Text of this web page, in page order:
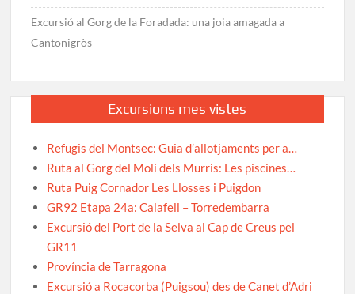
Excursió al Gorg de la Foradada: una joia amagada a
Cantonigròs
Excursions mes vistes
Refugis del Montsec: Guia d’allotjaments per a…
Ruta al Gorg del Molí dels Murris: Les piscines…
Ruta Puig Cornador Les Llosses i Puigdon
GR92 Etapa 24a: Calafell – Torredembarra
Excursió del Port de la Selva al Cap de Creus pel
GR11
Província de Tarragona
Excursió a Rocacorba (Puigsou) des de Canet d’Adri